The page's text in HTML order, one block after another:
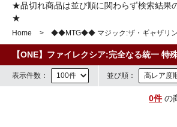
★品切れ商品は並び順に関わらず検索結果
★
Home ◆◆MTG◆◆ マジック:ザ・ギャザリ
【ONE】ファイレクシア:完全なる統一 特
表示件数： 並び順：
0件の